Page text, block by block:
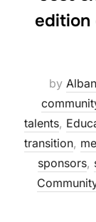
edition
by
talents,
transition,
sponsors,